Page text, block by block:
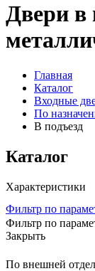
Двери в
Главная
Каталог
Входные
По
В подъезд
Каталог
Характеристики
Фильтр по
Фильтр по
Закрыть
По внешней